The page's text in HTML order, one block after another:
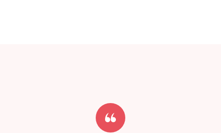
Start by trying our service for 30 days free trial no credit card
required.